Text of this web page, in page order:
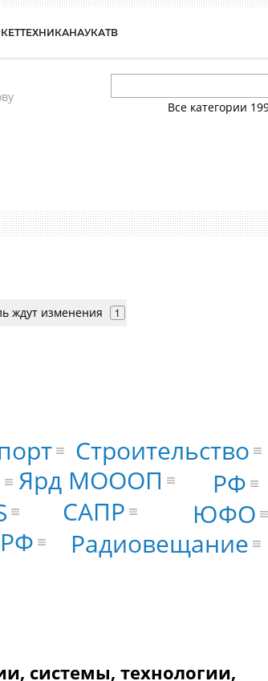
ТЕХНИКАНАУКАТВ
Все категории
ждут изменения 1
Ярд МОООП
Радиовещание
САПР
ЮФО
РФ
Строительство
системы, технологии,